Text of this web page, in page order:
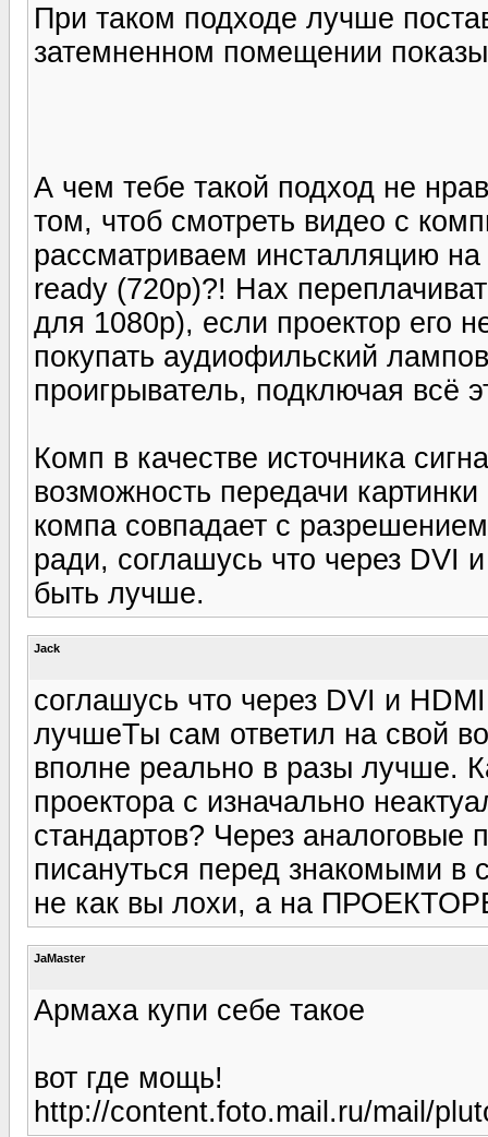
При таком подходе лучше
затемненном помещении
А чем тебе такой подход не
том, чтоб смотреть видео с
рассматриваем инсталляцию
ready (720p)?! Нах
для 1080p), если проектор его
покупать аудиофильский
проигрыватель, подключая всё
Комп в качестве источника
возможность передачи
компа совпадает с
ради, соглашусь что через DVI
быть лучше.
Jack
соглашусь что через DVI и
лучшеТы сам ответил на свой
вполне реально в разы лучше.
проектора с изначально
стандартов? Через аналоговые
писануться перед знакомыми в
не как вы лохи, а на
JaMaster
Армаха купи себе такое
вот где мощь!
http://content.foto.mail.ru/mail/